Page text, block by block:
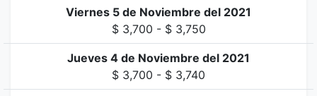
Viernes 5 de Noviembre del 2021
$ 3,700 - $ 3,750
Jueves 4 de Noviembre del 2021
$ 3,700 - $ 3,740